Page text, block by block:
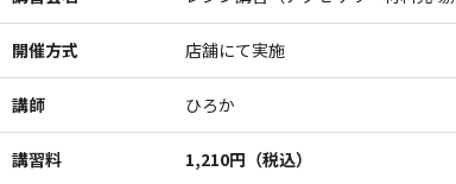
開催方式 店舗にて実施
講師 ひろか
講習料 1,210円（税込）